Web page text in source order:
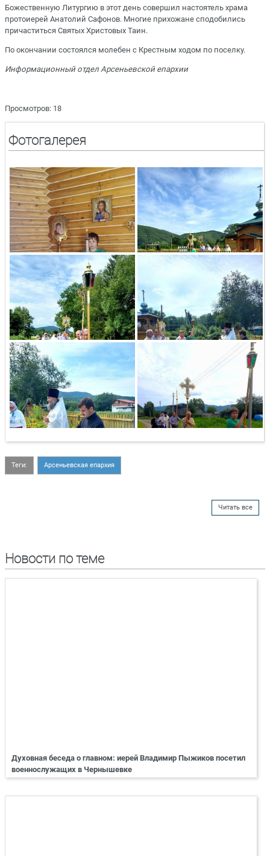
Божественную Литургию в этот день совершил настоятель храма
протоиерей Анатолий Сафонов. Многие прихожане сподобились
причаститься Святых Христовых Таин.
По окончании состоялся молебен с Крестным ходом по поселку.
Информационный отдел Арсеньевской епархии
Просмотров: 18
Фотогалерея
Теги: Арсеньевская епархия
Читать все
Новости по теме
Духовная беседа о главном: иерей Владимир Пыжиков посетил
военнослужащих в Чернышевке